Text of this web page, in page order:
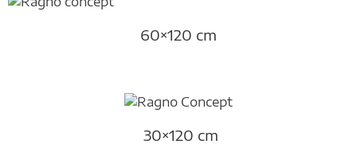
60×120 cm
30×120 cm